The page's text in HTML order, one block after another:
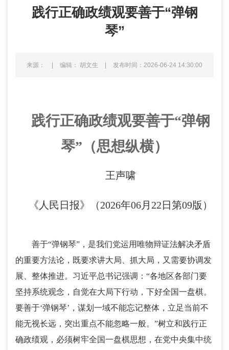
践行正确政绩观要善于“弹钢
琴”
来源： | 编辑： 胡文生 | 发布时间：2026-06-24 14:30:00
践行正确政绩观要善于“弹钢
琴”（思想纵横）
王声啸
《人民日报》（2026年06月22日第09版）
善于“弹钢琴”，是我们党运用唯物辩证法解决矛盾
的重要方法论，既要求讲大局、抓大局，又需要协调发
展、整体推进。习近平总书记强调：“各地区各部门要
坚持系统观念，自觉在大局下行动，下好全国一盘棋。
要善于‘弹钢琴’，谋划一域不能忘记整体，立足当前不
能无视长远，突出重点不能忽略一般。”树立和践行正
确政绩观，必须树牢全国一盘棋思想，在党中央集中统